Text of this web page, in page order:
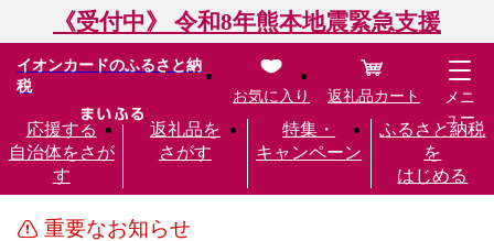
《受付中》 令和8年熊本地震緊急支援
イオンカードのふるさと納
税
応援する
自治体をさが
す
返礼品を
さがす
特集・
キャンペーン
ふるさと納税
を
はじめる
お気に入り 返礼品カート
メニ
ュー
重要なお知らせ